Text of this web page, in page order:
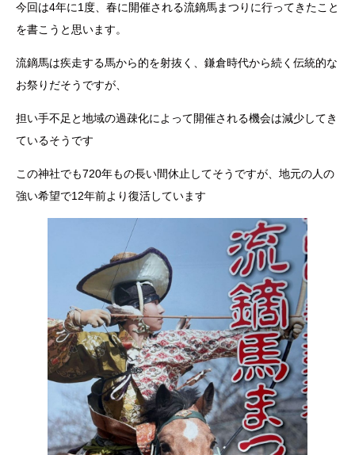
今回は4年に1度、春に開催される流鏑馬まつりに行ってきたこと
を書こうと思います。
流鏑馬は疾走する馬から的を射抜く、鎌倉時代から続く伝統的な
お祭りだそうですが、
担い手不足と地域の過疎化によって開催される機会は減少してき
ているそうです
この神社でも720年もの長い間休止してそうですが、地元の人の
強い希望で12年前より復活しています